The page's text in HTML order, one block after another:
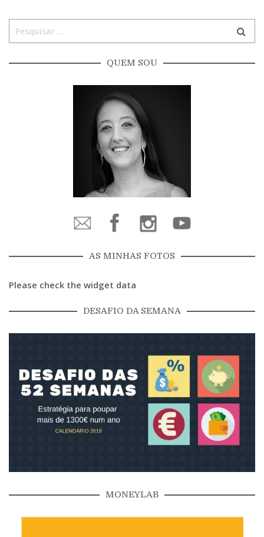
QUEM SOU
AS MINHAS FOTOS
Please check the widget data
DESAFIO DA SEMANA
MONEYLAB